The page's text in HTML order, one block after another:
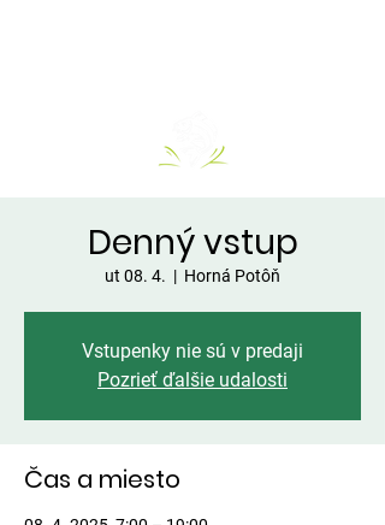
Denný vstup
ut 08. 4.
  |
Horná Potôň
Vstupenky nie sú v predaji
Pozrieť ďalšie udalosti
Čas a miesto